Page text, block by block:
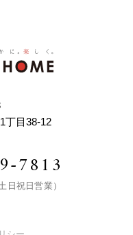
丁目38-12
7813
日祝日営業）